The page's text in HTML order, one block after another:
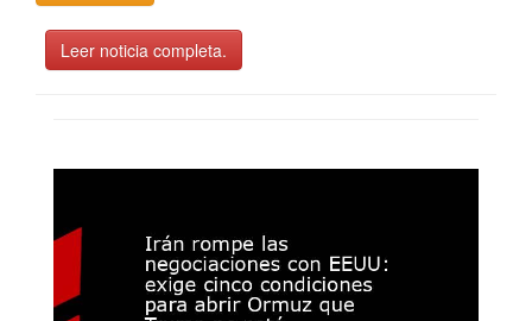
Leer noticia completa.